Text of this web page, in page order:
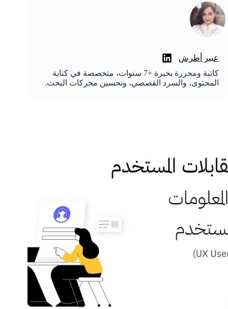
عبير أطرش
كاتبة ومحررة بخبرة +7 سنوات، متخصصة في كتابة
المحتوى، والسرد القصصي، وتحسين محركات البحث.